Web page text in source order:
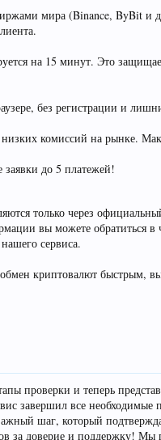
мира (Binance, ByBit и
на 15 минут. Это
без регистрации и
комиссий на рынке.
заявки до 5 платежей!
только через
вы можете обратиться
сервиса.
криптовалют быстрым,
проверки и теперь
завершил все необходимые
шаг, который
за доверие и поддержку! Мы